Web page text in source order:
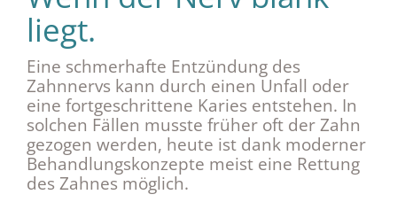
liegt.
Eine schmerhafte Entzündung des
Zahnnervs kann durch einen Unfall oder
eine fortgeschrittene Karies entstehen. In
solchen Fällen musste früher oft der Zahn
gezogen werden, heute ist dank moderner
Behandlungskonzepte meist eine Rettung
des Zahnes möglich.